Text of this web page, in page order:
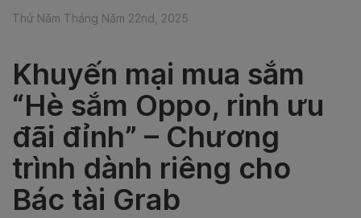
Thứ Năm Tháng Năm 22nd, 2025
Khuyến mại mua sắm
“Hè sắm Oppo, rinh ưu
đãi đỉnh” – Chương
trình dành riêng cho
Bác tài Grab